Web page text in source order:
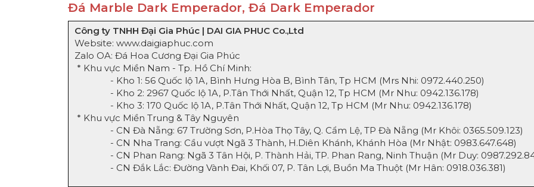
Đá Marble Dark Emperador, Đá Dark Emperador
Công ty TNHH Đại Gia Phúc | DAI GIA PHUC Co.,Ltd
Website: www.daigiaphuc.com
Zalo OA: Đá Hoa Cương Đại Gia Phúc
* Khu vực Miền Nam - Tp. Hồ Chí Minh:
- Kho 1: 56 Quốc lộ 1A, Bình Hưng Hòa B, Bình Tân, Tp HCM (Mrs Nhi: 0972.440.250)
- Kho 2: 2967 Quốc lộ 1A, P.Tân Thới Nhất, Quận 12, Tp HCM (Mr Nhu: 0942.136.178)
- Kho 3: 170 Quốc lộ 1A, P.Tân Thới Nhất, Quận 12, Tp HCM (Mr Nhu: 0942.136.178)
* Khu vực Miền Trung & Tây Nguyên
- CN Đà Nẵng: 67 Trường Sơn, P.Hòa Thọ Tây, Q. Cẩm Lệ, TP Đà Nẵng (Mr Khôi: 0365.509.123)
- CN Nha Trang: Cầu vượt Ngã 3 Thành, H.Diên Khánh, Khánh Hòa (Mr Nhật: 0983.647.648)
- CN Phan Rang: Ngã 3 Tân Hội, P. Thành Hải, TP. Phan Rang, Ninh Thuận (Mr Duy:
- CN Đắk Lắc: Đường Vành Đai, Khối 07, P. Tân Lợi, Buồn Ma Thuột (Mr Hân: 0918.036.381)